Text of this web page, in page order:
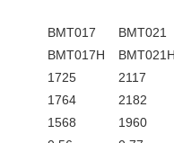
BMT017
BMT021
BMT017H
1725
2117
1764
2182
1568
1960